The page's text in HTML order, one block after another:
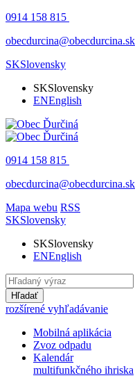
0914 158 815
obecdurcina@obecdurcina.sk
SKSlovensky
SKSlovensky
ENEnglish
0914 158 815
obecdurcina@obecdurcina.sk
Mapa webu RSS
SKSlovensky
SKSlovensky
ENEnglish
Hľadať
rozšírené vyhľadávanie
Mobilná aplikácia
Zvoz odpadu
Kalendár
multifunkčného ihriska